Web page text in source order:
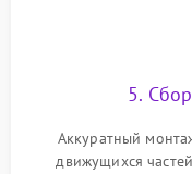
5.
Аккуратный
движущихся